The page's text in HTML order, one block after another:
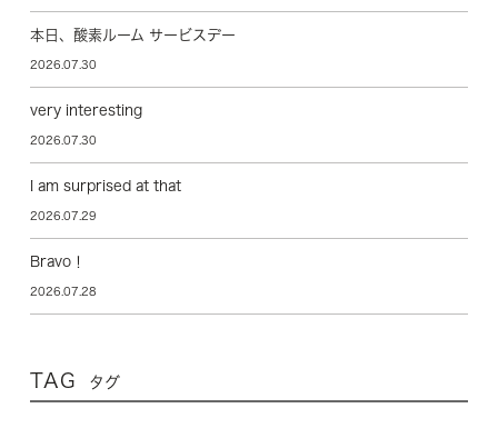
本日、酸素ルーム サービスデー
2026.07.30
very interesting
2026.07.30
I am surprised at that
2026.07.29
Bravo！
2026.07.28
TAG タグ